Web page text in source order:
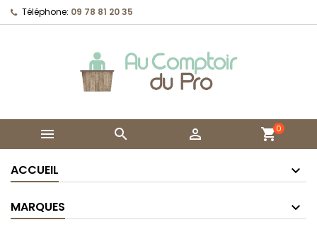
Téléphone: 09 78 81 20 35
   shopping_cart0
ACCUEIL
MARQUES